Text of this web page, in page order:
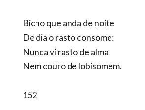
Bicho que anda de noite
De dia o rasto consome:
Nunca vi rasto de alma
Nem couro de lobisomem.
152